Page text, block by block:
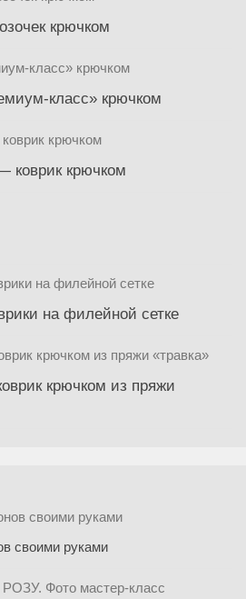
крючком
класс» крючком
коврик крючком
на филейной сетке
крючком из пряжи
своими руками